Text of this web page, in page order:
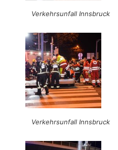
Verkehrsunfall Innsbruck
Verkehrsunfall Innsbruck